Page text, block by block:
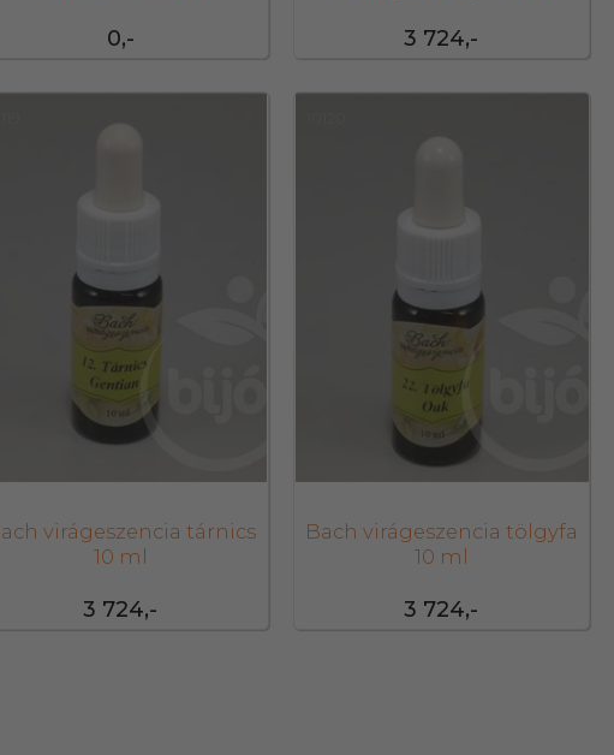
0,- 3 724,-
3 724,-
virágeszencia tárnics
10 ml
3 724,-
Bach virágeszencia tölgyfa
10 ml